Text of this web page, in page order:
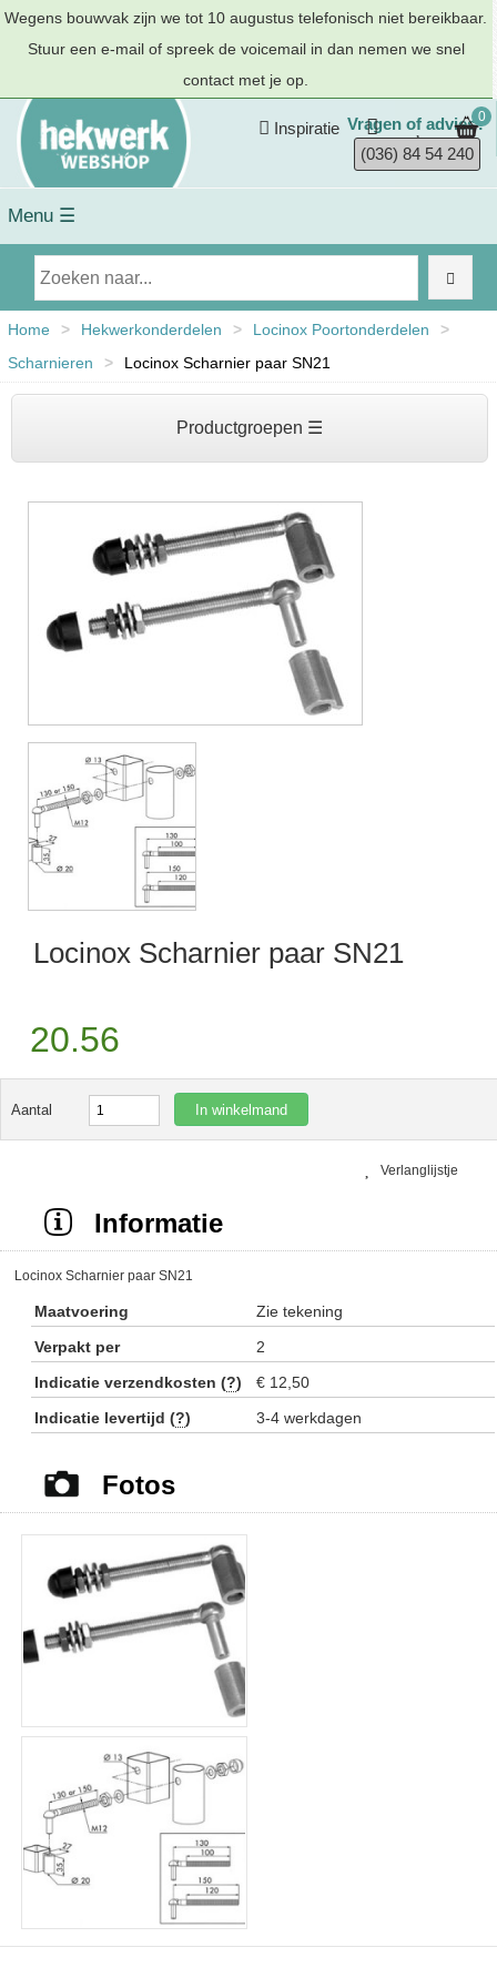
Wegens bouwvak zijn we tot 10 augustus telefonisch niet bereikbaar.
Stuur een e-mail of spreek de voicemail in dan nemen we snel
contact met je op.
Vragen of advies?
(036) 84 54 240
Menu ☰
Inspiratie
0
Home > Hekwerkonderdelen > Locinox Poortonderdelen
>
Scharnieren
> Locinox Scharnier paar SN21
Productgroepen ☰
Locinox Scharnier paar SN21
20.56
Aantal In winkelmand
Verlanglijstje
Informatie
Locinox Scharnier paar SN21
Maatvoering
Zie tekening
Verpakt per
2
Indicatie verzendkosten (?)
€ 12,50
Indicatie levertijd (?) 3-4 werkdagen
Fotos